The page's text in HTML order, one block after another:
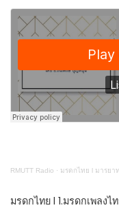
RMUTT Radio · มรดกไทย l มารยา
มรดกไทย l 1.มรดกเพลงไ